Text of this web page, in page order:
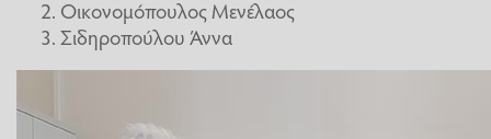
Οικονομόπουλος Μενέλαος
Σιδηροπούλου Άννα